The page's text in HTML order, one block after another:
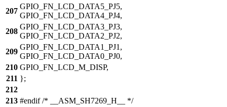
207
GPIO_FN_LCD_DATA5_PJ5,
GPIO_FN_LCD_DATA4_PJ4,
208
GPIO_FN_LCD_DATA3_PJ3,
GPIO_FN_LCD_DATA2_PJ2,
209
GPIO_FN_LCD_DATA1_PJ1,
GPIO_FN_LCD_DATA0_PJ0,
210 GPIO_FN_LCD_M_DISP,
211 };
212
213 #endif /* __ASM_SH7269_H__ */